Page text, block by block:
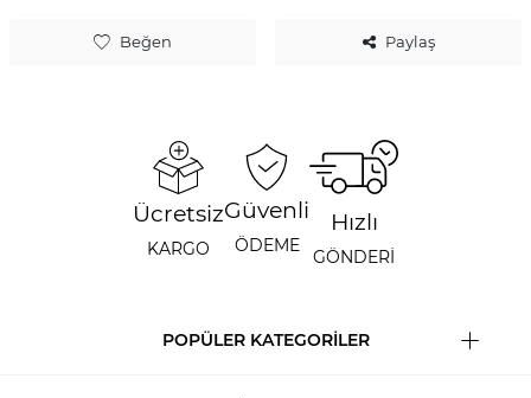
Beğen Paylaş
Ücretsiz
KARGO
Güvenli
ÖDEME
Hızlı
GÖNDERİ
POPÜLER KATEGORİLER